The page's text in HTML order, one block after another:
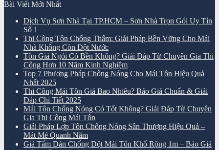
Bài Viết Mới Nhất
Dịch Vụ Sơn Nhà Tại TP.HCM – Sơn Nhà Trọn Gói Uy Tín
Số 1
Thi Công Tôn Chống Thấm: Giải Pháp Bền Vững Cho Mái
Nhà Không Còn Dột Nước
Tôn Giả Ngói Có Bền Không? Giải Đáp Từ Chuyên Gia Thi
Công Hơn 10 Năm Kinh Nghiệm
Top 7 Phương Pháp Chống Nóng Cho Mái Tôn Hiệu Quả
Nhất 2025
Thi Công Mái Tôn Giá Bao Nhiêu? Báo Giá Chuẩn & Giải
Đáp Chi Tiết 2025
Mái Tôn Chống Nóng Có Tốt Không? Giải Đáp Từ Chuyên
Gia Thi Công Mái Tôn
Giải Pháp Lợp Tôn Chống Nóng Sân Thượng Hiệu Quả –
Mát Mẻ Quanh Năm
Giá Tấm Dán Chống Dột Mái Tôn Khổ Rộng 1m – Báo Giá